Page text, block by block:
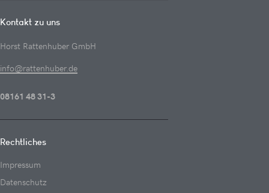
Kontakt zu uns
Horst Rattenhuber GmbH
info@rattenhuber.de
08161 48 31-3
Rechtliches
Impressum
Datenschutz